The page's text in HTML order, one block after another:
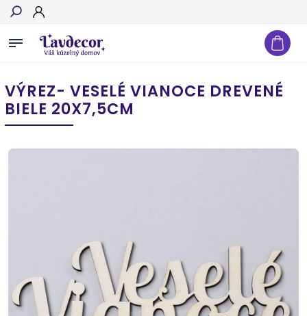
Hľadať
VÝREZ- VESELÉ VIANOCE DREVENÉ
BIELE 20X7,5CM